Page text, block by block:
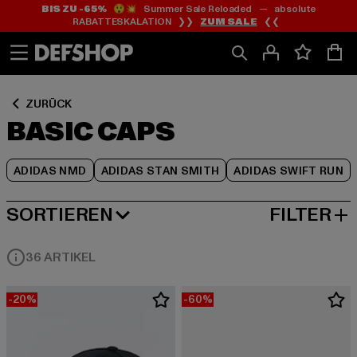
Zum
Inhalt
springen
Zum
Fußzeile
springen
BIS ZU -65%😲💥 Summer Sale Reloaded — absolute
RABATTESKALATION ❯❯ ZUM SALE ❮❮
ZURÜCK
BASIC CAPS
ADIDAS NMD ADIDAS STAN SMITH ADIDAS SWIFT RUN
Zum
Produktraster
springen
SORTIEREN
NEUESTE FILTER
36 ARTIKEL
-20% -60%